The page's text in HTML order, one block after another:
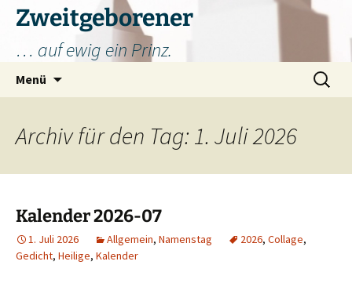
Zum
Inhalt
springen
Zweitgeborener
… auf ewig ein Prinz.
Menü
Suchen
nach:
Archiv für den Tag: 1. Juli 2026
Kalender 2026-07
1. Juli 2026 Allgemein, Namenstag 2026, Collage,
Gedicht, Heilige, Kalender